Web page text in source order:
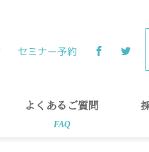
セミナー予約
よくあるご質問
FAQ